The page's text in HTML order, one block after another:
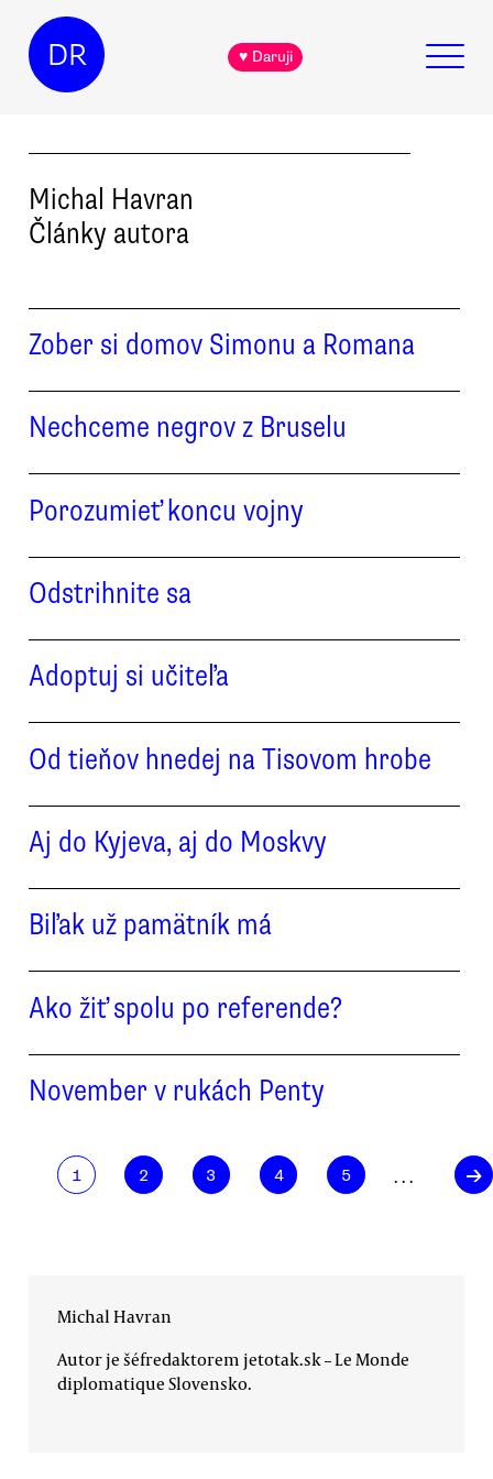
DR ♥ Daruji
Michal Havran
Články autora
Zober si domov Simonu a Romana
Nechceme negrov z Bruselu
Porozumieť koncu vojny
Odstrihnite sa
Adoptuj si učiteľa
Od tieňov hnedej na Tisovom hrobe
Aj do Kyjeva, aj do Moskvy
Biľak už pamätník má
Ako žiť spolu po referende?
November v rukách Penty
1 2 3 4 5 . . . →
Michal Havran
Autor je šéfredaktorem jetotak.sk – Le Monde
diplomatique Slovensko.